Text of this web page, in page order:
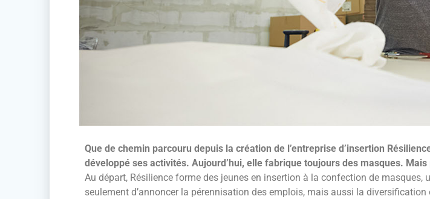
Que de chemin parcouru depuis la création de l’entreprise d’insertion
développé ses activités. Aujourd’hui, elle fabrique toujours des masques. Mais
Au départ, Résilience forme des jeunes en insertion à la confection de masques,
seulement d’annoncer la pérennisation des emplois, mais aussi la diversification